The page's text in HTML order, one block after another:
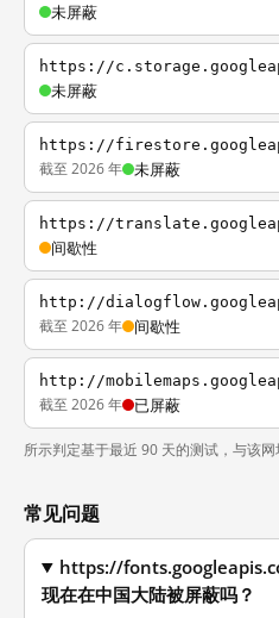
未屏蔽
https://
未屏蔽
https://
截至 2026 年 未屏蔽
https://
间歇性
http://
截至 2026 年 间歇性
http://
截至 2026 年 已屏蔽
所示判定基于最近 90 天的测试，与该网
常见问题
https://
现在在中国大陆被屏蔽吗？